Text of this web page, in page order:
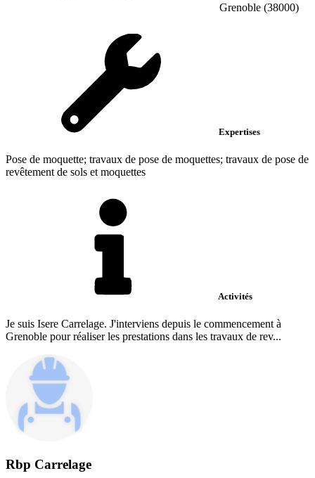
Grenoble (38000)
Expertises
Pose de moquette; travaux de pose de moquettes; travaux de pose de
revêtement de sols et moquettes
Activités
Je suis Isere Carrelage. J'interviens depuis le commencement à
Grenoble pour réaliser les prestations dans les travaux de rev...
Rbp Carrelage